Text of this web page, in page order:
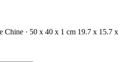
Chine · 50 x 40 x 1 cm 19.7 x 15.7 x